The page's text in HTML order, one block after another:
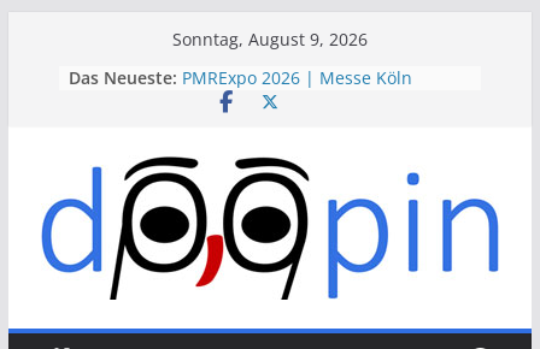
Sonntag, August 9, 2026
Das Neueste: PMRExpo 2026 | Messe Köln
VdS-BrandSchutzTage 2026 |
VALVE WORLD EXPO 2026 | Messe
Düsseldorf
ESSEN MOTOR SHOW 2026 | Messe
Essen